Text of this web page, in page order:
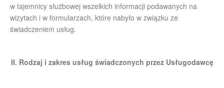
w tajemnicy służbowej wszelkich informacji podawanych na
wizytach i w formularzach, które nabyło w związku ze
świadczeniem usług.
II. Rodzaj i zakres usług świadczonych przez Usługodawcę